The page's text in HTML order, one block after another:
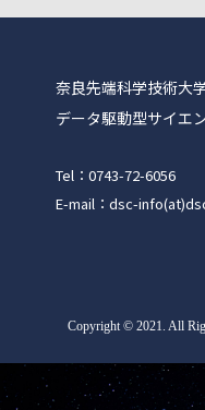
奈良先端科学技術大
データ駆動型サイエ
Tel：0743-72-6056
E-mail：dsc-
Copyright©2021. All